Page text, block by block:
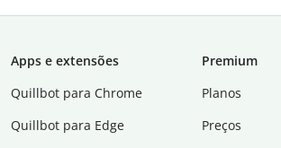
Apps e extensões
Quillbot para Chrome
Quillbot para Edge
Premium
Planos
Preços